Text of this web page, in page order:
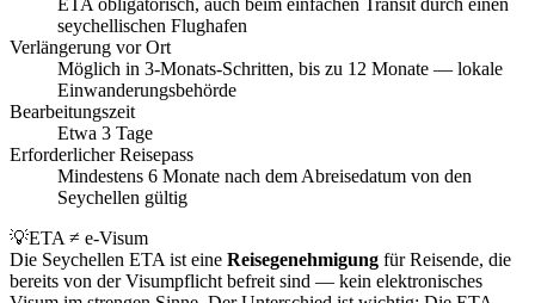
seychellischen Flughafen
Verlängerung vor Ort
Möglich in 3-Monats-Schritten, bis zu 12 Monate — lokale
Einwanderungsbehörde
Bearbeitungszeit
Etwa 3 Tage
Erforderlicher Reisepass
Mindestens 6 Monate nach dem Abreisedatum von den
Seychellen gültig
💡ETA ≠ e-Visum
Die Seychellen ETA ist eine Reisegenehmigung für Reisende, die
bereits von der Visumpflicht befreit sind — kein elektronisches